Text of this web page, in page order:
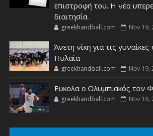
επιστροφή του. Η νέα
διαιτησία.
greekhandball.com Nov 19,
Άνετη νίκη για τις
Πυλαία
greekhandball.com Nov 19,
Ευκολα ο Ολυμπιακός τον
greekhandball.com Nov 18,